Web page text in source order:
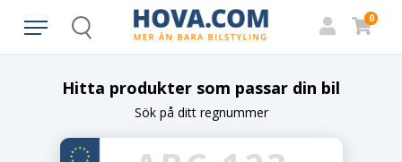
Search
0
Hitta produkter som passar din bil
Sök på ditt regnummer